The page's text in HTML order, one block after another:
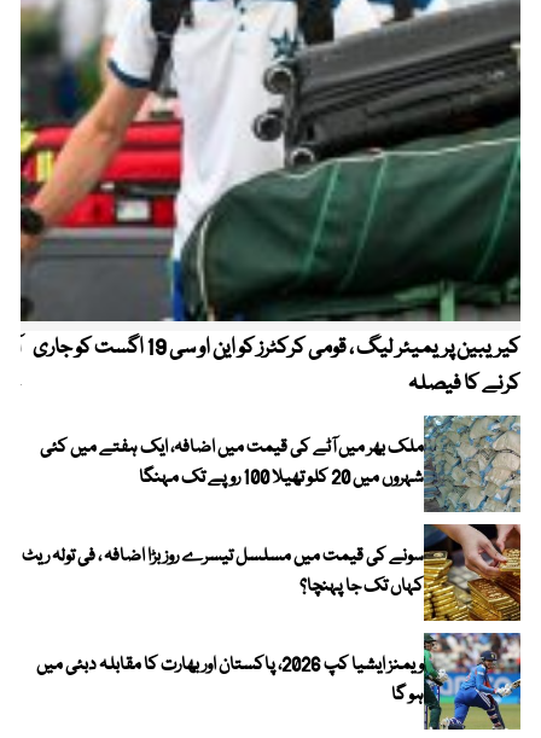
کیریبین پریمیئر لیگ ، قومی کرکٹرز کو این او سی 19 اگست کو جاری
کرنے کا فیصلہ
ملک بھر میں آٹے کی قیمت میں اضافہ، ایک ہفتے میں کئی
شہروں میں 20 کلو تھیلا 100 روپے تک مہنگا
سونے کی قیمت میں مسلسل تیسرے روز بڑا اضافہ ، فی تولہ ریٹ
کہاں تک جا پہنچا؟
ویمنز ایشیا کپ 2026، پاکستان اور بھارت کا مقابلہ دبئی میں
ہو گا